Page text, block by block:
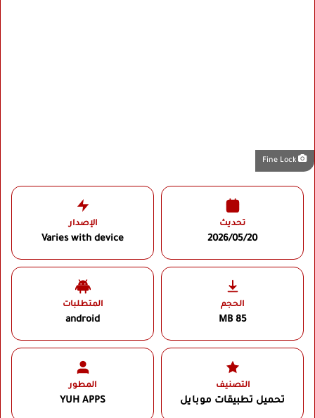
تحديث
2026/05/20
الإصدار
Varies with device
الحجم
85 MB
المتطلبات
android
التصنيف
تحميل تطبيقات موبايل
المطور
YUH APPS